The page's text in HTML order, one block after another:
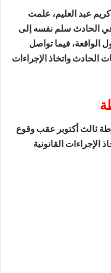
عبد العليم، علمت
الحادث سلم نفسه إلى
الواقعة، فيما تواصل
الحادث واتخاذ الإجراءات
ثالث أكتوبر عقب وقوع
الإجراءات القانونية